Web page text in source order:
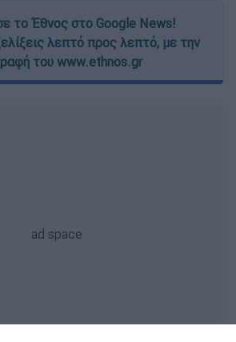
το Έθνος στο Google News!
λεπτό προς λεπτό, με την
του www.ethnos.gr